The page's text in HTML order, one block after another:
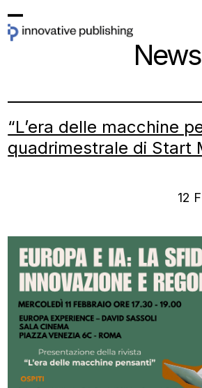
toOpen
Close
News
“L’era delle macchine
quadrimestrale di Start
12